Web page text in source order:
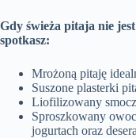
Gdy świeża pitaja nie
spotkasz:
Mrożoną pitaję
Suszone plasterki
Liofilizowany
Sproszkowany
jogurtach oraz